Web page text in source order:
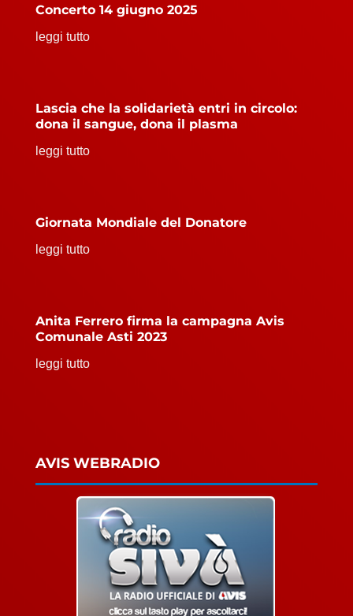
Concerto 14 giugno 2025
leggi tutto
Lascia che la solidarietà entri in circolo:
dona il sangue, dona il plasma
leggi tutto
Giornata Mondiale del Donatore
leggi tutto
Anita Ferrero firma la campagna Avis
Comunale Asti 2023
leggi tutto
AVIS WEBRADIO